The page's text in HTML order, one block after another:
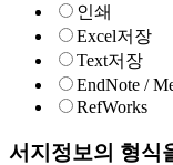
인쇄
Excel저장
Text저장
EndNote /
RefWorks
서지정보의 형식